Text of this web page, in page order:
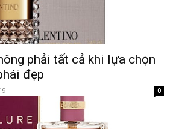
phải tất cả khi lựa chọn
đẹp
0